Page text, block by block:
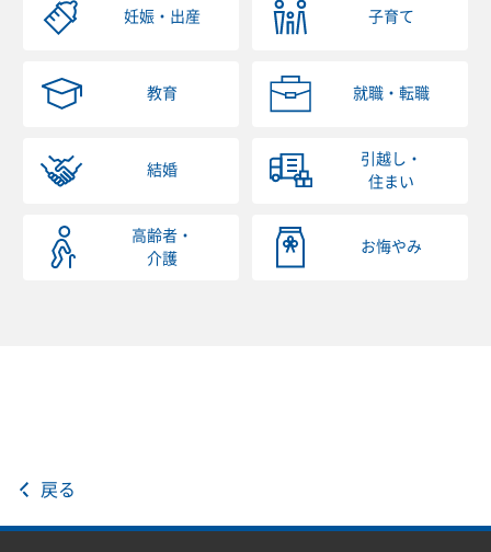
妊娠・出産 子育て
教育 就職・転職
結婚
引越し・
住まい
高齢者・
介護
お悔やみ
戻る